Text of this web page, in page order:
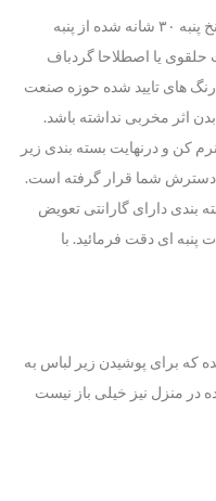
محصول موجود تهیه شده از الیاف طبیعی نخ پنبه ۳۰ شانه شده از پنبه
حلقوی یا اصطلاحا گردباف
رنگ های تایید شده حوزه صنعت
اثر مخربی نداشته باشد.
کن و درنهایت بسته بندی زیر
دسترش شما قرار گرفته است.
بندی دارای گارانتی تعویض
ای دقت فرمائید. با
برای پوشیدن زیر لباس به
در منزل نیز خیلی باز نیست